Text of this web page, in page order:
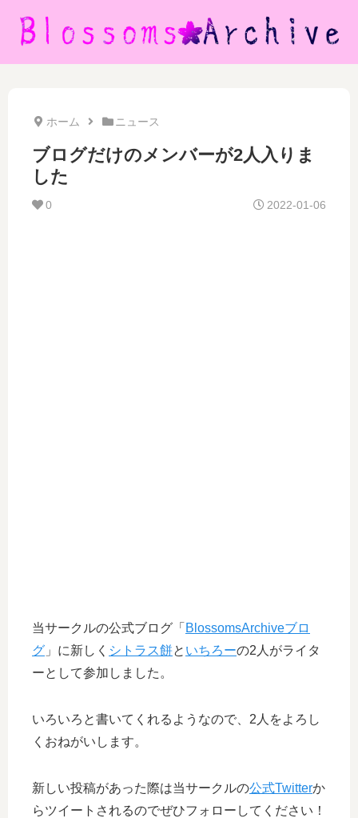
ホーム ニュース
ブログだけのメンバーが2人入りま
した
0 2022-01-06
当サークルの公式ブログ「 BlossomsArchiveブロ
グ 」に新しく シトラス餅と いちろーの2人がライタ
ーとして参加しました。
いろいろと書いてくれるようなので、2人をよろし
くおねがいします。
新しい投稿があった際は当サークルの公式Twitterか
らツイートされるのでぜひフォローしてください！